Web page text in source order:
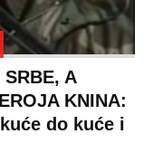
A
KNINA:
do kuće i